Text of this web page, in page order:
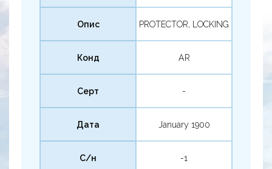
Опис PROTECTOR, LOCKING
Конд AR
Серт -
Дата January 1900
С/н -1